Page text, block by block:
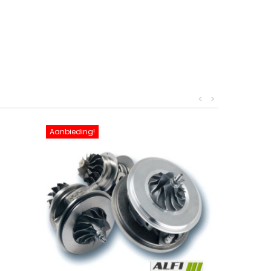
>
<
Aanbieding!